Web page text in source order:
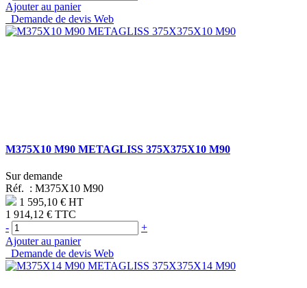
Ajouter au panier
Demande de devis Web
M375X10 M90 METAGLISS 375X375X10 M90
Sur demande
Réf. : M375X10 M90
1 595,10 € HT
1 914,12 € TTC
-
+
Ajouter au panier
Demande de devis Web